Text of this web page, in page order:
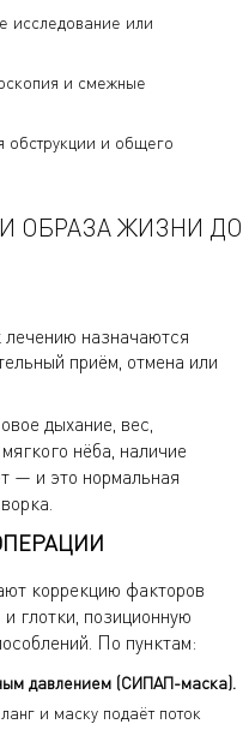
исследование или
и смежные
обструкции и общего
ОБРАЗА ЖИЗНИ ДО
назначаются
приём, отмена или
дыхание, вес,
нёба, наличие
— и это нормальная
коррекцию факторов
глотки, позиционную
По пунктам:
давлением (СИПАП-маска).
и маску подаёт поток